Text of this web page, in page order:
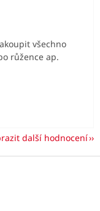
hvězdiček.
všechno
růžence ap.
hvězdiček.
další hodnocení